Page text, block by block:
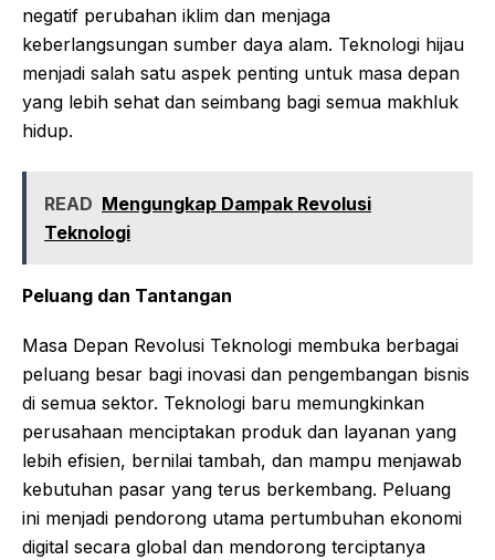
negatif perubahan iklim dan menjaga
keberlangsungan sumber daya alam. Teknologi hijau
menjadi salah satu aspek penting untuk masa depan
yang lebih sehat dan seimbang bagi semua makhluk
hidup.
READ Mengungkap Dampak Revolusi
Teknologi
Peluang dan Tantangan
Masa Depan Revolusi Teknologi membuka berbagai
peluang besar bagi inovasi dan pengembangan bisnis
di semua sektor. Teknologi baru memungkinkan
perusahaan menciptakan produk dan layanan yang
lebih efisien, bernilai tambah, dan mampu menjawab
kebutuhan pasar yang terus berkembang. Peluang
ini menjadi pendorong utama pertumbuhan ekonomi
digital secara global dan mendorong terciptanya